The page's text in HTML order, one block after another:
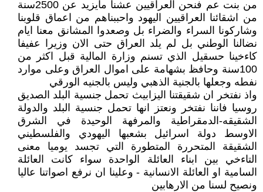
من بنت عم فنحن العراقيين عشنا مايزيد عن 2500سنة
من اشقائنا العراقيين اليهود واحببناهم من اعماق قلوبنا
وشاركونا السراء والضراء بل وصعدوا المشانق معنا ايام
نضالنا الوطني بل لم يلد العراق حتى الان وزيرا عفيفا
كاءخينا حسقيل الذي تسنم وزارة المالية قبل اكثر من
100سنة وحافظ بشهامة على اموال العراق وعلى موارد
نفطه وجعلها بالجنية الذهبي وليس بالجنيه الورقي
واذ نفتخر ان شقيقتنا اليزابيث تحمل جنسية البلد الصديق
روسيا فاننا نفتخر ونعتز انها تحمل جنسية البلد والدولة
الشقيقه-الدمقراطية والمرفهة الوحيدة في الشرق
الاوسط دولة اسرائيل بشعبها اليهودي والفلسطيني
الشقيقة المتحررة المتطورة التي تجسد يوميا معنى
التاءخي بين ابناء العائلة الواحدة سواء كانت العائلة
السامية او العائلة الانسانية - وعلينا ان نرفع اصواتنا عاليا
ونصيح لسنا من الارهابين